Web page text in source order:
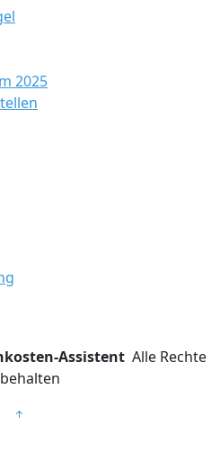
2025
Assistent Alle Rechte